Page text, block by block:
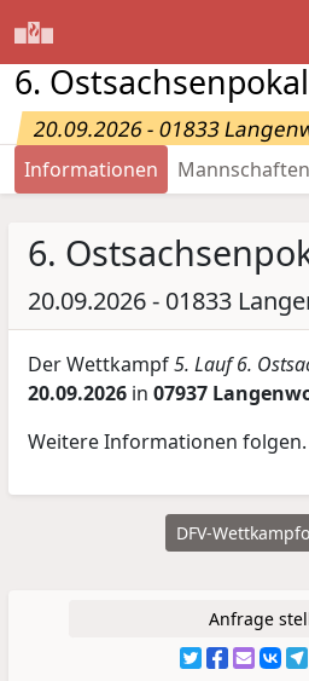
6.
20.09.2026 - 01833
Informationen Mannschaften
6.
20.09.2026 - 01833
Der Wettkampf5. Lauf 6.
20.09.2026 in07937
Weitere Informationen folgen.
DFV-
Anfrage